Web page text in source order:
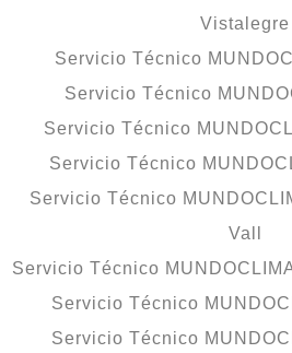
Vistalegre
Servicio Técnico
Servicio Técnico
Servicio Técnico
Servicio Técnico
Servicio Técnico
Vall
Servicio Técnico
Servicio Técnico
Servicio Técnico